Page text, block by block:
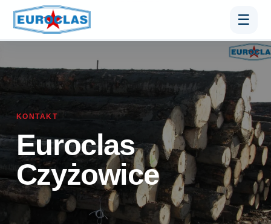
☰
KONTAKT
Euroclas
Czyżowice